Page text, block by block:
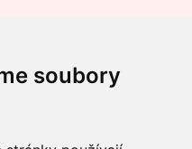
soubory